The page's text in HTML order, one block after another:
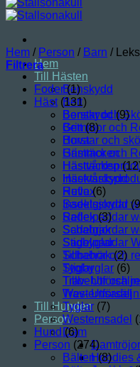
Hem
Till Hästen
Benskydd
Bett
Borstar och
Grimmor och
Huva
Hästtäcken
Insektsskydd
Reflex
Sadelgjordar
Sadelpaddar
Schabrak
Stigbyglar
Tillbehör och
Tyglar
Trav-
Westernsadel
Till Hunden
Person
Dam
Damtröjor
Hoodies
Hem / Person / Barn /
Filtrera
Foder (1)
Häst (131)
Benskydd (9)
Bett (8)
Borstar och
Grimmor och
Hästtäcken
Huva (6)
Insektsskydd
Reflex (3)
Sadelgjordar
Sadelpaddar
Schabrak (2)
Stigbyglar (6)
Tillbehör och
Trav-
Tyglar (7)
Westernsadel
Hund (6)
Person (274)
Bälten (8)